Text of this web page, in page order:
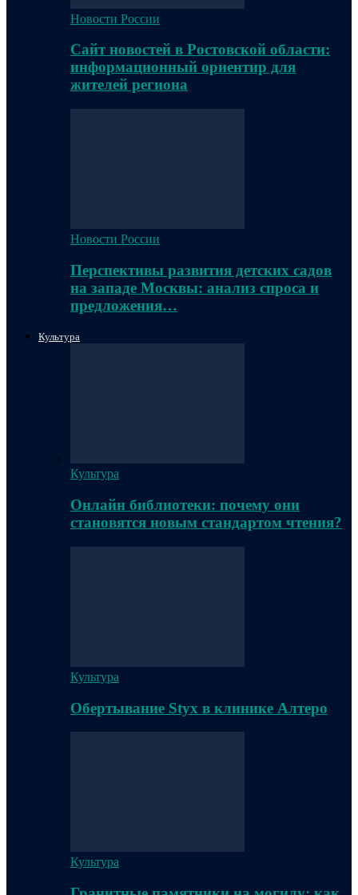
Новости России
Сайт новостей в Ростовской области:
информационный ориентир для
жителей региона
Новости России
Перспективы развития детских садов
на западе Москвы: анализ спроса и
предложения…
Культура
Культура
Онлайн библиотеки: почему они
становятся новым стандартом чтения?
Культура
Обертывание Styx в клинике Алтеро
Культура